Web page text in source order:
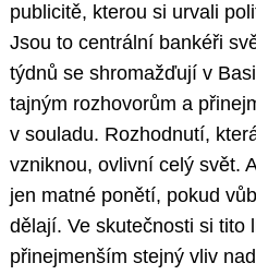
publicitě, kterou si urvali
Jsou to centrální bankéři
týdnů se shromažďují v
tajným rozhovorům a
v souladu. Rozhodnutí,
vzniknou, ovlivní celý svět.
jen matné ponětí, pokud
dělají. Ve skutečnosti si tito
přinejmenším stejný vliv